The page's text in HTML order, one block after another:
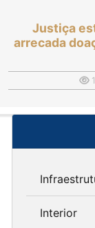
Justiça
arrecada
Interior